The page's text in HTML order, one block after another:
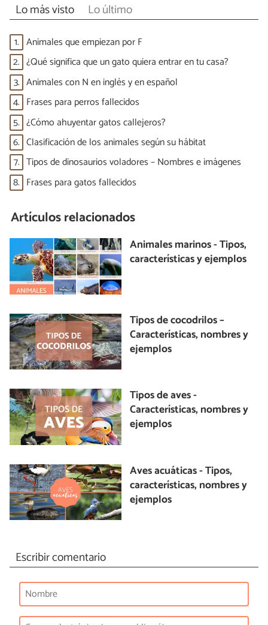
Lo más visto Lo último
1. Animales que empiezan por F
2. ¿Qué significa que un gato quiera entrar en tu casa?
3. Animales con N en inglés y en español
4. Frases para perros fallecidos
5. ¿Cómo ahuyentar gatos callejeros?
6. Clasificación de los animales según su hábitat
7. Tipos de dinosaurios voladores – Nombres e imágenes
8. Frases para gatos fallecidos
Artículos relacionados
Animales marinos - Tipos,
características y ejemplos
Tipos de cocodrilos –
Características, nombres y
ejemplos
Tipos de aves -
Características, nombres y
ejemplos
Aves acuáticas - Tipos,
características, nombres y
ejemplos
Escribir comentario